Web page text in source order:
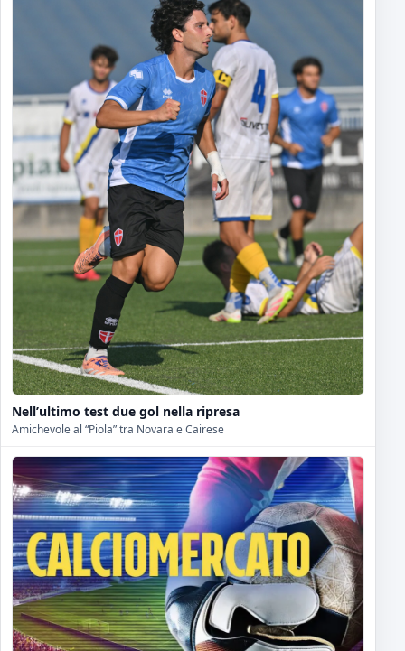
Nell’ultimo test due gol nella ripresa
Amichevole al “Piola” tra Novara e Cairese